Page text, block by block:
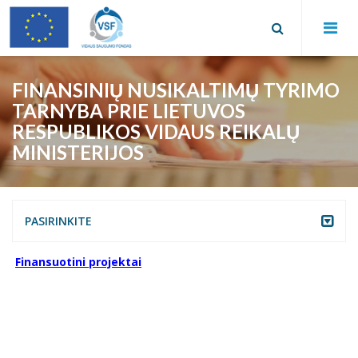
FINANSINIŲ NUSIKALTIMŲ TYRIMO
TARNYBA PRIE LIETUVOS
RESPUBLIKOS VIDAUS REIKALŲ
MINISTERIJOS
PASIRINKITE
Valstybės sienos apsaugos tarnyba prie Lietuvos
Respublikos vidaus reikalų ministerijos
Finansuotini projektai